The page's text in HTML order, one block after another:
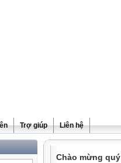
Trợ giúp Liên hệ
Chào mừng